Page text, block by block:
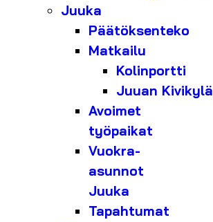
Juuka
Päätöksenteko
Matkailu
Kolinportti
Juuan Kivikylä
Avoimet
työpaikat
Vuokra-
asunnot
Juuka
Tapahtumat